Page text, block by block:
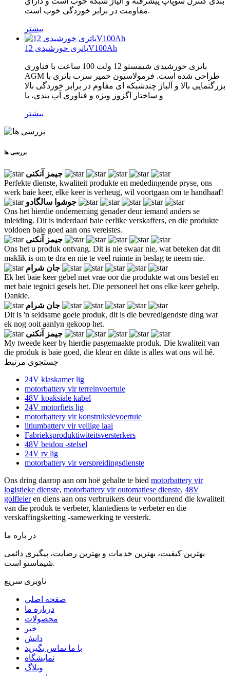
مقاومت در برابر خوردگی خوب است.
بیشتر
باتری خورشیدی 12V100Ah
باتری خورشیدی شیمستو 12 ولت 100 ساعت با فناوری
AGM طراحی شده است. فرمولاسیون خمیر سرب باتری با
بزرگنمایی بالا و آلیاژ چندشبکه ای مقاوم در برابر خوردگی بالا
و ساختار اگزوز ویژه و فناوری آب بندی، با
بیشتر
بررسی ها
جیمز آنکنی
Perfekte dienste, kwaliteit produkte en mededingende pryse, ons
werk baie keer, elke keer is verheug, wil voortgaan om te handhaaf!
جوشوا سالگادو
Ons het hierdie onderneming genader deur iemand anders se
inleiding. Dit is inderdaad baie eerlike verskaffers, en die produkte
voldoen baie goed aan ons vereistes.
جیمز آنکنی
Ons het u produk ontvang. Dit is nie swaar nie, wat beteken dat dit
maklik is om te dra en nie te veel ruimte in beslag te neem nie.
جان شرام
Ek het baie keer gebel met vrae oor die produkte wat ons bestel en
met baie tegnici gesels het. Die personeel het ons elke keer gehelp.
Dankie.
جان شرام
Dit is 'n seldsame goeie produk, dit is die bevredigendste ding wat
ek nog ooit aanlyn gekoop het.
جیمز آنکنی
My tweede keer by hierdie pasgemaakte produk. Die kwaliteit van
die produk is baie goed, die kleur en dikte is alles wat ons wil hê.
جستجوی مرتبط
24V klaskamer lig
motorbattery vir terreinvoertuie
48V koaksiale kabel
24V motorfiets lig
motorbattery vir konstruksievoertuie
litiumbattery vir veilige laai
Fabrieksproduktiwiteitsversterkers
48V beidou -stelsel
24V rv lig
motorbattery vir verspreidingsdienste
Ons dring daarop aan om hoë gehalte te bied motorbattery vir
logistieke dienste, motorbattery vir outomatiese dienste, 48V
golfleieren diens aan ons verbruikers deur voortdurend die kwaliteit
van die produk te verbeter, klantediens te verbeter en die
verskaffingsketting -samewerking te versterk.
در باره ما
بهترین کیفیت، بهترین خدمات و بهترین رضایت، پیگیری دائمی
شیماستو است.
ناوبری سریع
صفحه اصلی
درباره ما
محصولات
خبر
دانش
با ما تماس بگیرید
نمایشگاه
وبلاگ